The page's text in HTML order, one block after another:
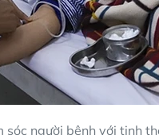
sóc người bệnh với tinh